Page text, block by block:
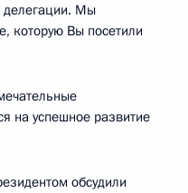
делегации. Мы
которую Вы посетили
на успешное развитие
обсудили